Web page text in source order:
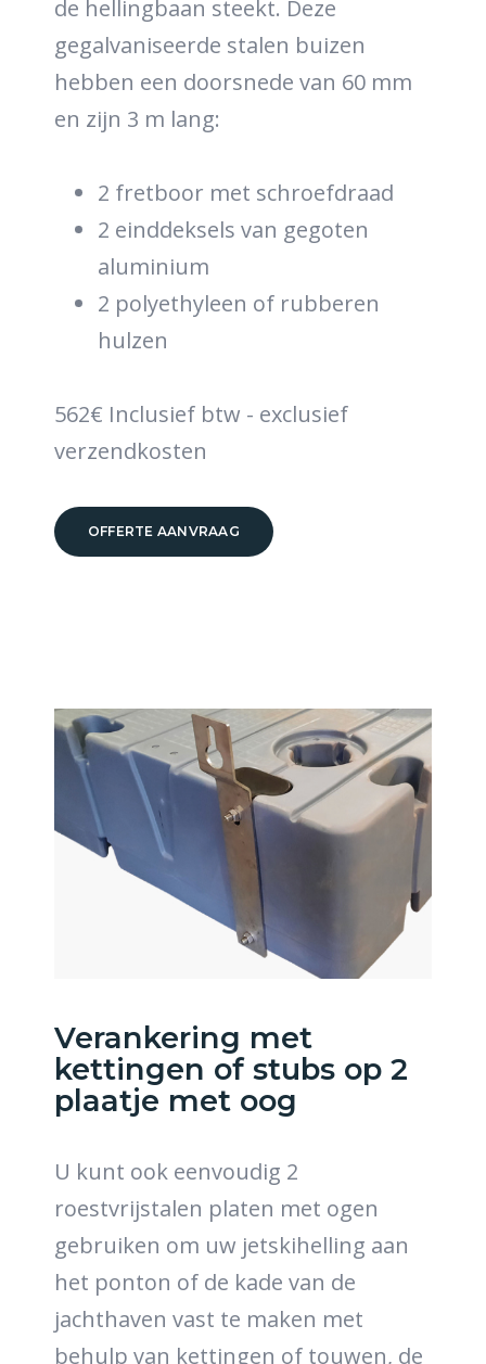
de hellingbaan steekt. Deze
gegalvaniseerde stalen buizen
hebben een doorsnede van 60 mm
en zijn 3 m lang:
2 fretboor met schroefdraad
2 einddeksels van gegoten
aluminium
2 polyethyleen of rubberen
hulzen
562€ Inclusief btw - exclusief
verzendkosten
OFFERTE AANVRAAG
Verankering met
kettingen of stubs op 2
plaatje met oog
U kunt ook eenvoudig 2
roestvrijstalen platen met ogen
gebruiken om uw jetskihelling aan
het ponton of de kade van de
jachthaven vast te maken met
behulp van kettingen of touwen, de